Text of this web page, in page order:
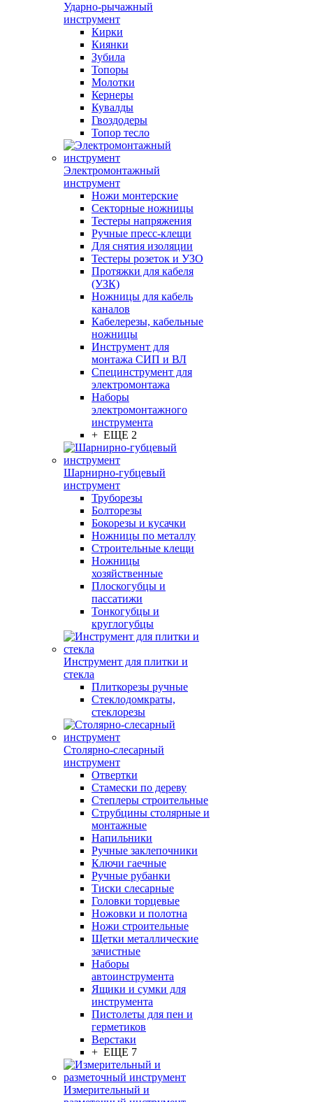
Ударно-рычажный
инструмент
Кирки
Киянки
Зубила
Топоры
Молотки
Кернеры
Кувалды
Гвоздодеры
Топор тесло
Электромонтажный
инструмент
Ножи монтерские
Секторные ножницы
Тестеры напряжения
Ручные пресс-клещи
Для снятия изоляции
Тестеры розеток и УЗО
Протяжки для кабеля
(УЗК)
Ножницы для кабель
каналов
Кабелерезы, кабельные
ножницы
Инструмент для
монтажа СИП и ВЛ
Специнструмент для
электромонтажа
Наборы
электромонтажного
инструмента
+ ЕЩЕ 2
Шарнирно-губцевый
инструмент
Труборезы
Болторезы
Бокорезы и кусачки
Ножницы по металлу
Строительные клещи
Ножницы
хозяйственные
Плоскогубцы и
пассатижи
Тонкогубцы и
круглогубцы
Инструмент для плитки и
стекла
Плиткорезы ручные
Стеклодомкраты,
стеклорезы
Столярно-слесарный
инструмент
Отвертки
Стамески по дереву
Степлеры строительные
Струбцины столярные и
монтажные
Напильники
Ручные заклепочники
Ключи гаечные
Ручные рубанки
Тиски слесарные
Головки торцевые
Ножовки и полотна
Ножи строительные
Щетки металлические
зачистные
Наборы
автоинструмента
Ящики и сумки для
инструмента
Пистолеты для пен и
герметиков
Верстаки
+ ЕЩЕ 7
Измерительный и